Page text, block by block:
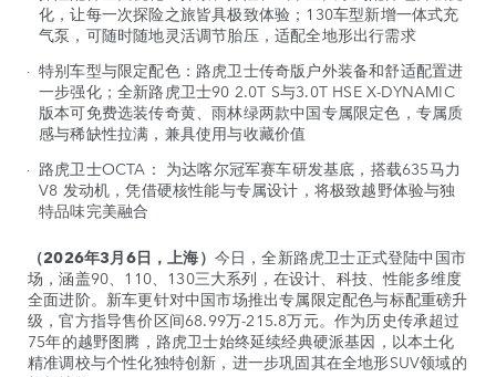
化，让每一次探险之旅皆具极致体验；130车型新增一体式充
气泵，可随时随地灵活调节胎压，适配全地形出行需求
特别车型与限定配色：路虎卫士传奇版户外装备和舒适配置进
一步强化；全新路虎卫士90 2.0T S与3.0T HSE X-DYNAMIC
版本可免费选装传奇黄、雨林绿两款中国专属限定色，专属质
感与稀缺性拉满，兼具使用与收藏价值
路虎卫士OCTA： 为达喀尔冠军赛车研发基底，搭载635马力
V8 发动机，凭借硬核性能与专属设计，将极致越野体验与独
特品味完美融合
（2026年3月6日，上海） 今日，全新路虎卫士正式登陆中国市
场，涵盖90、110、130三大系列，在设计、科技、性能多维度
全面进阶。新车更针对中国市场推出专属限定配色与标配重磅升
级，官方指导售价区间68.99万-215.8万元。作为历史传承超过
75年的越野图腾，路虎卫士始终延续经典硬派基因，以本土化
精准调校与个性化独特创新，进一步巩固其在全地形SUV领域的